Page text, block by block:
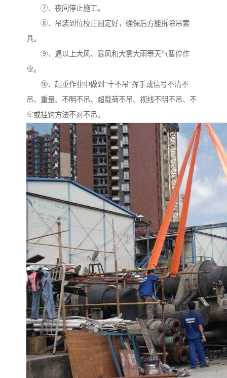
⑦．夜间停止施工。
⑧．吊装到位校正固定好，确保后方能拆除吊索
具。
⑨．遇以上大风、暴风和大雾大雨等天气暂停作
业。
⑩．起重作业中做到“十不吊”挥手或信号不清不
吊、重量、不明不吊、超载荷不吊、视线不明不吊、不
牢或挂钩方法不对不吊。